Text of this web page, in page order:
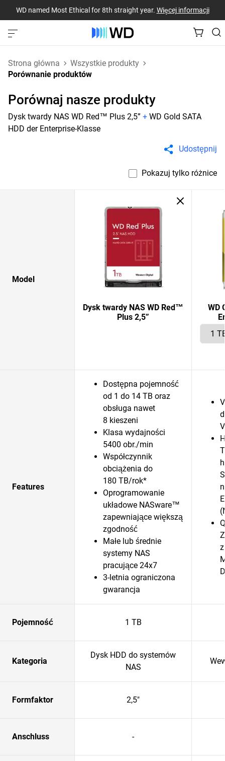
WD named Most Ethical for 8th straight year. Więcej informacji
Strona główna
Wszystkie produkty
Porównanie produktów
Porównaj nasze produkty
Dysk twardy NAS WD Red™ Plus 2,5” + WD Gold SATA
HDD der Enterprise-Klasse
Udostępnij
Pokazuj tylko różnice
Model
Dysk twardy NAS WD Red™
Plus 2,5”
WD
Features
Dostępna pojemność
od 1 do 14 TB oraz
obsługa nawet
8 kieszeni
Klasa wydajności
5400 obr./min
Współczynnik
obciążenia do
180 TB/rok*
Oprogramowanie
układowe NASware™
zapewniające większą
zgodność
Małe lub średnie
systemy NAS
pracujące 24x7
3-letnia ograniczona
gwarancja
Pojemność 1 TB
Kategoria
Dysk HDD do systemów
NAS
Formfaktor 2,5"
Anschluss -